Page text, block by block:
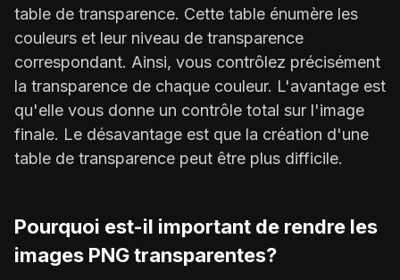
table de transparence. Cette table énumère les
couleurs et leur niveau de transparence
correspondant. Ainsi, vous contrôlez précisément
la transparence de chaque couleur. L'avantage est
qu'elle vous donne un contrôle total sur l'image
finale. Le désavantage est que la création d'une
table de transparence peut être plus difficile.
Pourquoi est-il important de rendre les
images PNG transparentes?